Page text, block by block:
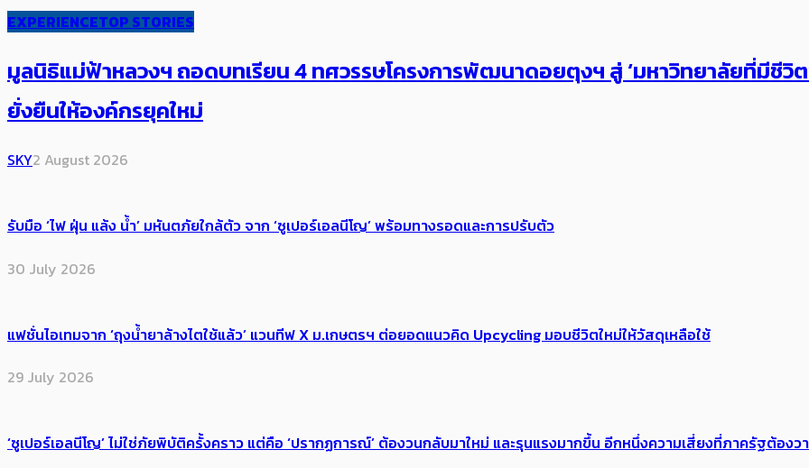
EXPERIENCETOP STORIES
มูลนิธิแม่ฟ้าหลวงฯ ถอดบทเรียน 4 ทศวรรษโครงการพัฒนาดอยตุงฯ สู่ ‘มหาวิทยาลัยที่มีชี
ยั่งยืนให้องค์กรยุคใหม่
SKY2 August 2026
รับมือ ‘ไฟ ฝุ่น แล้ง น้ำ’ มหันตภัยใกล้ตัว จาก ‘ซูเปอร์เอลนีโญ’ พร้อมทางรอดและการปรับตัว
30 July 2026
แฟชั่นไอเทมจาก ‘ถุงน้ำยาล้างไตใช้แล้ว’ แวนทีฟ X ม.เกษตรฯ ต่อยอดแนวคิด Upcycling มอบชีวิตใหม่ให้วัสดุเหลือใช้
29 July 2026
‘ซูเปอร์เอลนีโญ’ ไม่ใช่ภัยพิบัติครั้งคราว แต่คือ ‘ปรากฏการณ์’ ​ต้อง​วนกลับมาใหม่ และรุนแรงมากขึ้น อีกหนึ่งความเสี่ยงที่ภาครัฐต้อง